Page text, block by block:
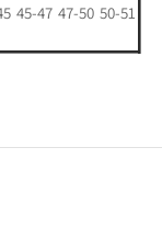
45-47 47-50 50-51